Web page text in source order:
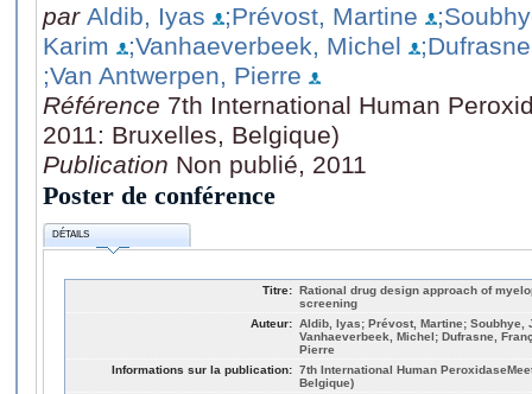
par Aldib, Iyas ;Prévost, Martine
Karim
;Vanhaeverbeek, Michel
;Van Antwerpen, Pierre
Référence 7th International Human
2011: Bruxelles, Belgique)
Publication Non publié, 2011
Poster de conférence
DÉTAILS
Titre: Rational drug design approach of
screening
Auteur: Aldib, Iyas; Prévost, Martine; Soubhye,
Vanhaeverbeek, Michel; Dufrasne,
Pierre
Informations sur la publication: 7th International Human
Belgique)